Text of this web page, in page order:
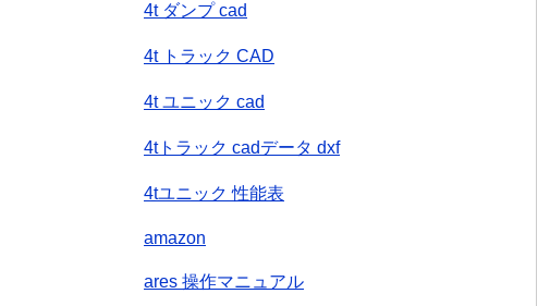
4t ダンプ cad
4t トラック CAD
4t ユニック cad
4tトラック cadデータ dxf
4tユニック 性能表
amazon
ares 操作マニュアル